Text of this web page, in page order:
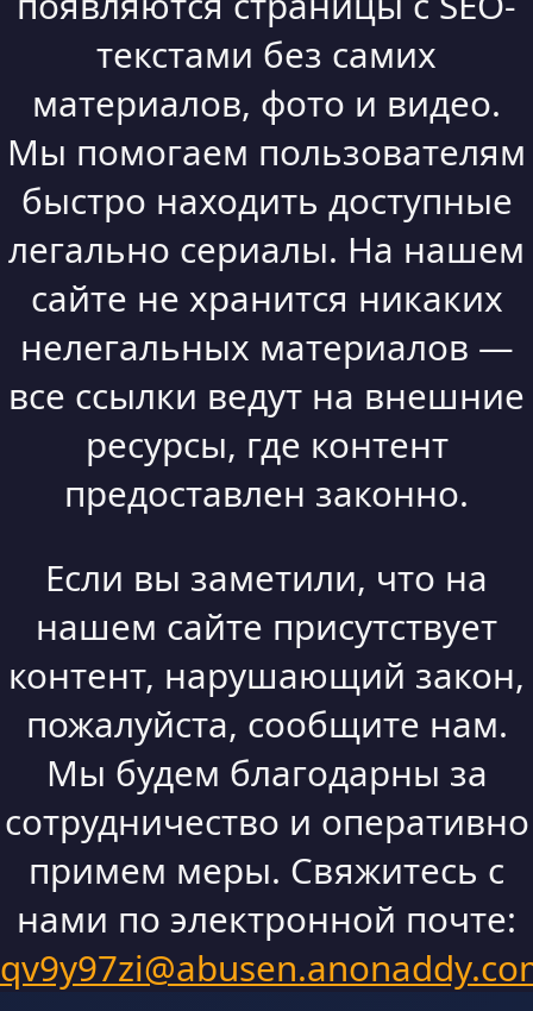
текстами без самих
материалов, фото и видео.
Мы помогаем пользователям
быстро находить доступные
легально сериалы. На нашем
сайте не хранится никаких
нелегальных материалов —
все ссылки ведут на внешние
ресурсы, где контент
предоставлен законно.
Если вы заметили, что на
нашем сайте присутствует
контент, нарушающий закон,
пожалуйста, сообщите нам.
Мы будем благодарны за
сотрудничество и оперативно
примем меры. Свяжитесь с
нами по электронной почте: